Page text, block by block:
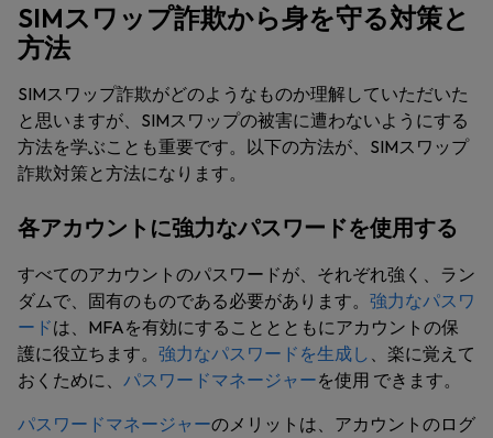
SIMスワップ詐欺から身を守る対策と
方法
SIMスワップ詐欺がどのようなものか理解していただいた
と思いますが、SIMスワップの被害に遭わないようにする
方法を学ぶことも重要です。以下の方法が、SIMスワップ
詐欺対策と方法になります。
各アカウントに強力なパスワードを使用する
すべてのアカウントのパスワードが、それぞれ強く、ラン
ダムで、固有のものである必要があります。 強力なパスワ
ードは、MFAを有効にすることとともにアカウントの保
護に役立ちます。 強力なパスワードを生成し 、楽に覚えて
おくために、 パスワードマネージャーを使用 できます。
パスワードマネージャーのメリットは、アカウントのログ